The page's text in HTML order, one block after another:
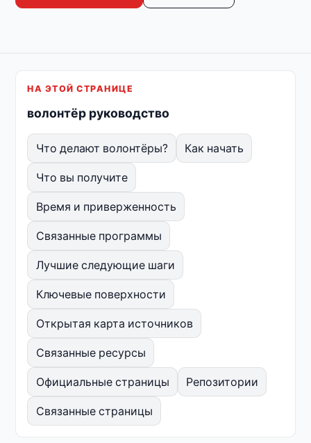
НА ЭТОЙ СТРАНИЦЕ
волонтёр руководство
Что делают волонтёры? Как начать
Что вы получите
Время и приверженность
Связанные программы
Лучшие следующие шаги
Ключевые поверхности
Открытая карта источников
Связанные ресурсы
Официальные страницы Репозитории
Связанные страницы